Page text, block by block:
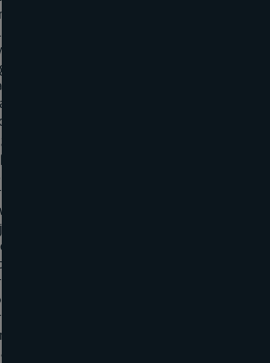
bekende krommen als ellips, parabool
het verloop van de oppervlakken
is, kan men zich beperken tot het
een aantal oppervlakken, voldoende om
verschillen van de oppervlakken van de
van zekere delen van deze doorsneden,
met hun hoogteligging te ontwerpen en
daarvan afleiden.
door de inhoud van een schijf
gemiddelde dikte, uitgedrukt in
geacht de verplaatsing van het
voor iedere centimeter inzinking over de
schijf.
waarvan de bestemming zodanig is,
bepalen van de lading in geen geval
bij verschillende diepgang, kan
verzoek van de aanvrager van de
van de tabellen van rubriek 33 in
laten.